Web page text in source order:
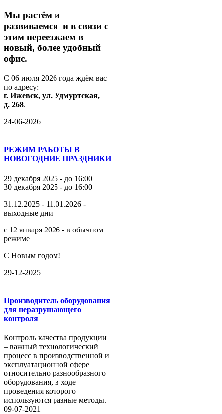
Мы растём и
развиваемся и в связи с
этим переезжаем в
новый, более удобный
офис.
С 06 июля 2026 года ждём вас
по адресу:
г. Ижевск, ул. Удмуртская,
д. 268.
24-06-2026
РЕЖИМ РАБОТЫ В
НОВОГОДНИЕ ПРАЗДНИКИ
29 декабря 2025 - до 16:00
30 декабря 2025 - до 16:00
31.12.2025 - 11.01.2026 -
выходные дни
с 12 января 2026 - в обычном
режиме
С Новым годом!
29-12-2025
Производитель оборудования
для неразрушающего
контроля
Контроль качества продукции
– важный технологический
процесс в производственной и
эксплуатационной сфере
относительно разнообразного
оборудования, в ходе
проведения которого
используются разные методы.
09-07-2021